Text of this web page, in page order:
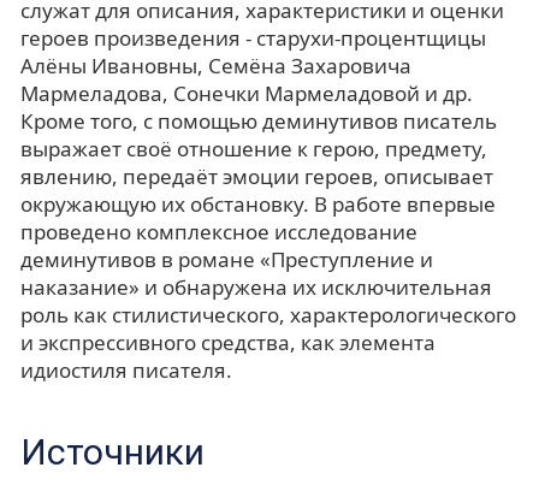
служат для описания, характеристики и оценки
героев произведения - старухи-процентщицы
Алёны Ивановны, Семёна Захаровича
Мармеладова, Сонечки Мармеладовой и др.
Кроме того, с помощью деминутивов писатель
выражает своё отношение к герою, предмету,
явлению, передаёт эмоции героев, описывает
окружающую их обстановку. В работе впервые
проведено комплексное исследование
деминутивов в романе «Преступление и
наказание» и обнаружена их исключительная
роль как стилистического, характерологического
и экспрессивного средства, как элемента
идиостиля писателя.
Источники